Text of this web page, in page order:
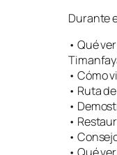
Durante
• Qué
• Cómo
• Ruta
•
•
•